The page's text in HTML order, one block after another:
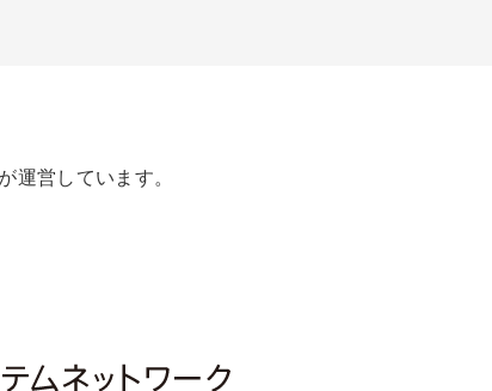
運営しています。